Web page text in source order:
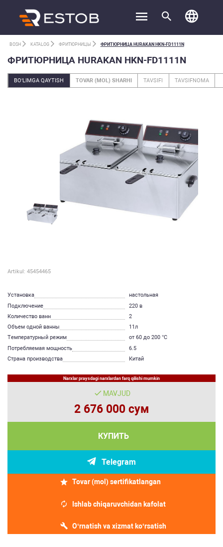
BOSH KATALOG ФРИТЮРНИЦЫ ФРИТЮРНИЦА HURAKAN HKN-FD1111N
ФРИТЮРНИЦА HURAKAN HKN-FD1111N
BO‘LIMGA QAYTISH TOVAR (MOL) SHARHI TAVSIFI TAVSIFNOMA
Artikul: 45454465
Установка
настольная
Подключение
220 в
Количество ванн
2
Объем одной ванны
11л
Температурный режим
от 60 до 200 °С
Потребляемая мощность
6.5
Страна производства
Китай
Narxlar praysdagi narxlardan farq qilishi mumkin
MAVJUD
2 676 000 сум
КУПИТЬ
Telegram
Tovar (mol) sertifikatlangan
Ishlab chiqaruvchidan kafolat
O‘rnatish va xizmat ko‘rsatish